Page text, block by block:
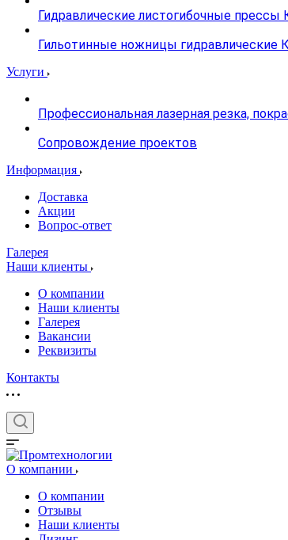
Гидравлические листогибочные прессы
Гильотинные ножницы гидравлические
Услуги
Профессиональная лазерная резка,
Сопровождение проектов
Информация
Доставка
Акции
Вопрос-ответ
Галерея
Наши клиенты
О компании
Наши клиенты
Галерея
Вакансии
Реквизиты
Контакты
О компании
О компании
Отзывы
Наши клиенты